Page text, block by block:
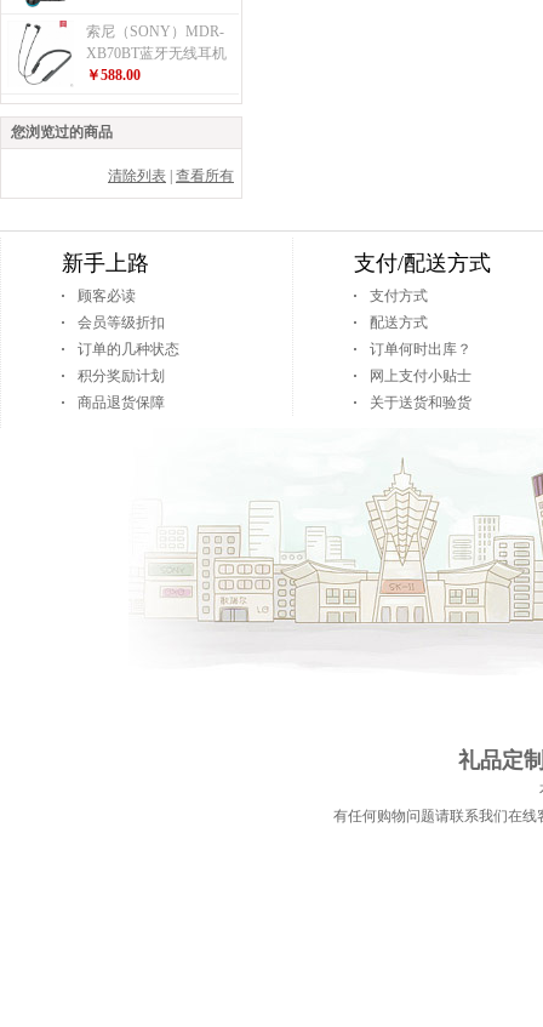
索尼（SONY）MDR-
XB70BT蓝牙无线耳机
￥588.00
您浏览过的商品
清除列表 查看所有
新手上路
顾客必读
会员等级折扣
订单的几种状态
积分奖励计划
商品退货保障
支付/配送方式
支付方式
配送方式
订单何时出库？
网上支付小贴士
关于送货和验货
礼品定
有任何购物问题请联系我们在线